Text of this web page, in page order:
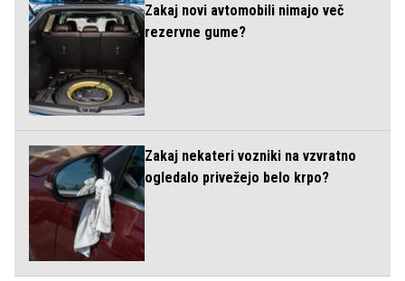
Zakaj novi avtomobili nimajo več
rezervne gume?
Zakaj nekateri vozniki na vzvratno
ogledalo privežejo belo krpo?